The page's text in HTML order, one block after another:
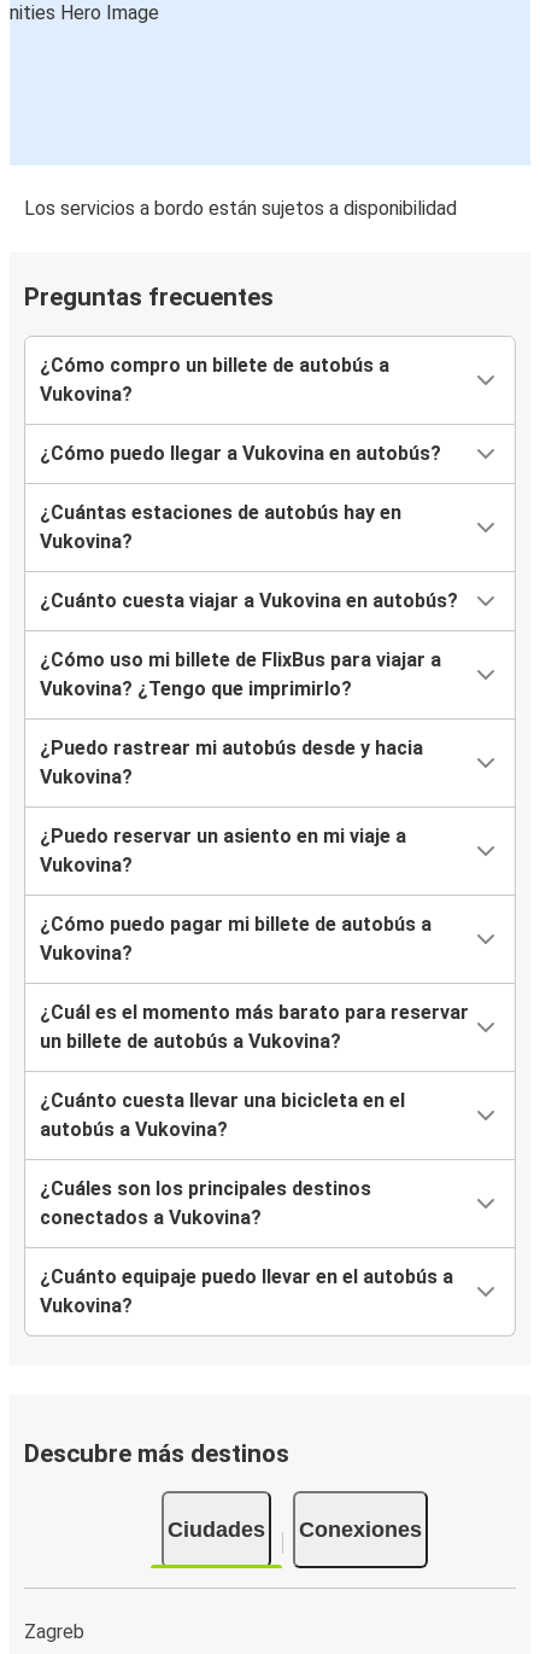
Los servicios a bordo están sujetos a disponibilidad
Preguntas frecuentes
¿Cómo compro un billete de autobús a
Vukovina?
¿Cómo puedo llegar a Vukovina en autobús?
¿Cuántas estaciones de autobús hay en
Vukovina?
¿Cuánto cuesta viajar a Vukovina en autobús?
¿Cómo uso mi billete de FlixBus para viajar a
Vukovina? ¿Tengo que imprimirlo?
¿Puedo rastrear mi autobús desde y hacia
Vukovina?
¿Puedo reservar un asiento en mi viaje a
Vukovina?
¿Cómo puedo pagar mi billete de autobús a
Vukovina?
¿Cuál es el momento más barato para reservar
un billete de autobús a Vukovina?
¿Cuánto cuesta llevar una bicicleta en el
autobús a Vukovina?
¿Cuáles son los principales destinos
conectados a Vukovina?
¿Cuánto equipaje puedo llevar en el autobús a
Vukovina?
Descubre más destinos
Ciudades Conexiones
Zagreb